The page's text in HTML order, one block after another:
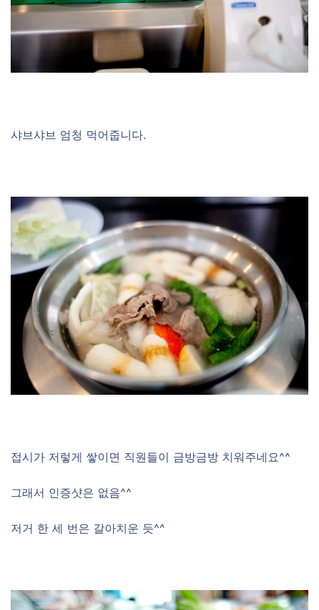
샤브샤브 엄청 먹어줍니다.
접시가 저렇게 쌓이면 직원들이 금방금방 치워주네요^^
그래서 인증샷은 없음^^
저거 한 세 번은 갈아치운 듯^^